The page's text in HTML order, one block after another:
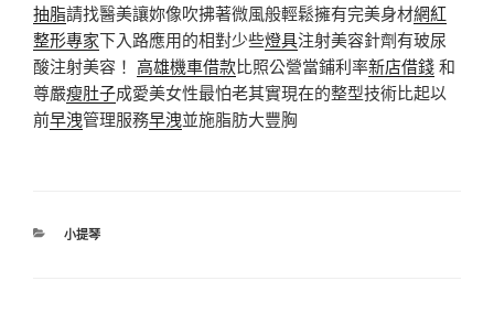
抽脂請找醫美讓妳像吹拂著微風般輕鬆擁有完美身材網紅
整形專家下入路應用的相對少些燈具注射美容針劑有玻尿
酸注射美容！ 高雄機車借款比照公營當鋪利率新店借錢和
尊嚴瘦肚子成愛美女性最怕老其實現在的整型技術比起以
前早洩管理服務早洩並施脂肪大豐胸
分
小提琴